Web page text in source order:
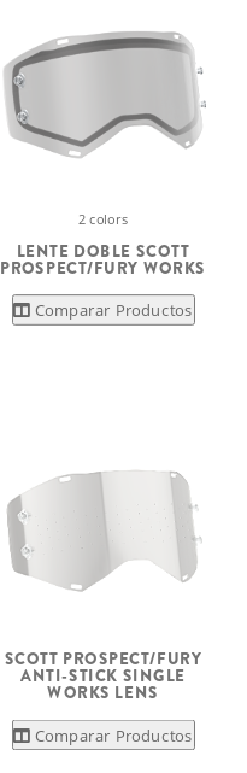
2 colors
LENTE DOBLE SCOTT
PROSPECT/FURY WORKS
Comparar Productos
SCOTT PROSPECT/FURY
ANTI-STICK SINGLE
WORKS LENS
Comparar Productos